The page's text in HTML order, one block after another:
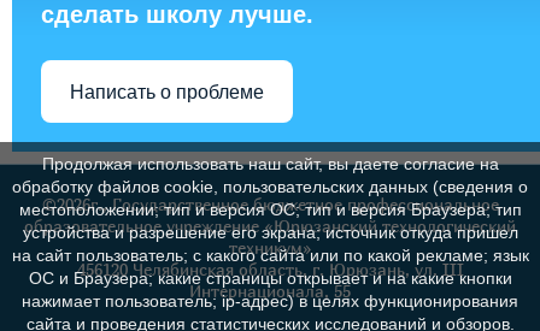
сделать школу лучше.
Написать о проблеме
©2026г., Государственное бюджетное профессиональное
образовательное учреждение «Юрюзанский технологический
техникум»
456120 Челябинская область, г. Юрюзань, ул. III
Интернационала, 55
Продолжая использовать наш сайт, вы даете согласие на
обработку файлов cookie, пользовательских данных (сведения о
местоположении; тип и версия ОС; тип и версия Браузера; тип
устройства и разрешение его экрана; источник откуда пришел
на сайт пользователь; с какого сайта или по какой рекламе; язык
ОС и Браузера; какие страницы открывает и на какие кнопки
нажимает пользователь; ip-адрес) в целях функционирования
сайта и проведения статистических исследований и обзоров.